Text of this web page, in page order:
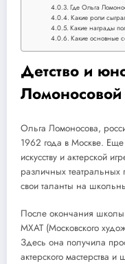
Где Ольга
Какие роли
Какие награды
Какие основные
Детство и
Ломоносовой
Ольга Ломоносова,
1962 года в Москве. Еще
искусству и актерской
различных театральных
свои таланты на
После окончания
МХАТ (Московского
Здесь она получила
актерского мастерства